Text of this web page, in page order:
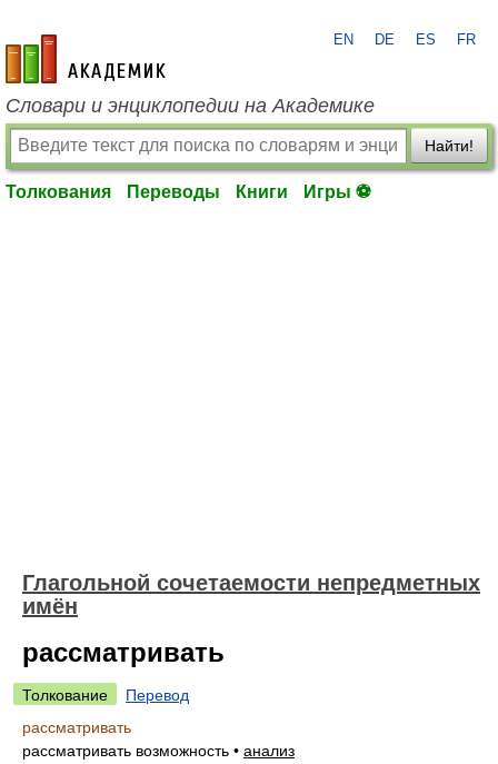
academic.ru
EN DE ES FR
Словари и энциклопедии на Академике
Найти!
Толкования Переводы Книги Игры ⚽
Глагольной сочетаемости непредметных
имён
рассматривать
Толкование
Перевод
рассматривать
рассматривать возможность • анализ